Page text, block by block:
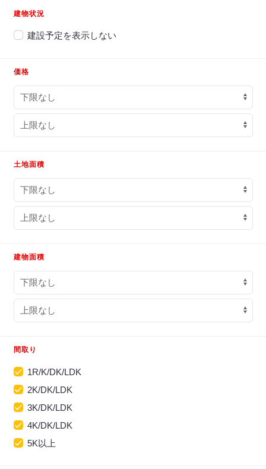
建物状況
建設予定を表示しない
価格
土地面積
建物面積
間取り
1R/K/DK/LDK
2K/DK/LDK
3K/DK/LDK
4K/DK/LDK
5K以上